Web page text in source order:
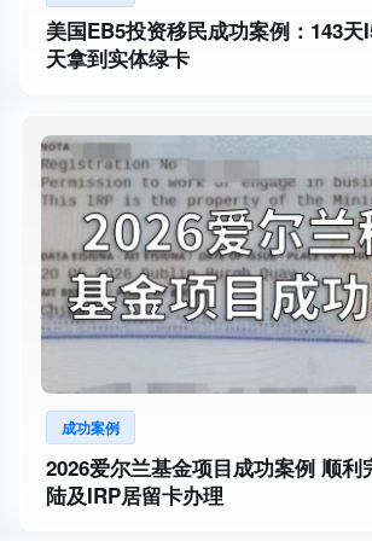
美国EB5投资移民成功案例：143天
天拿到实体绿卡
成功案例
2026爱尔兰基金项目成功案例 顺利
陆及IRP居留卡办理